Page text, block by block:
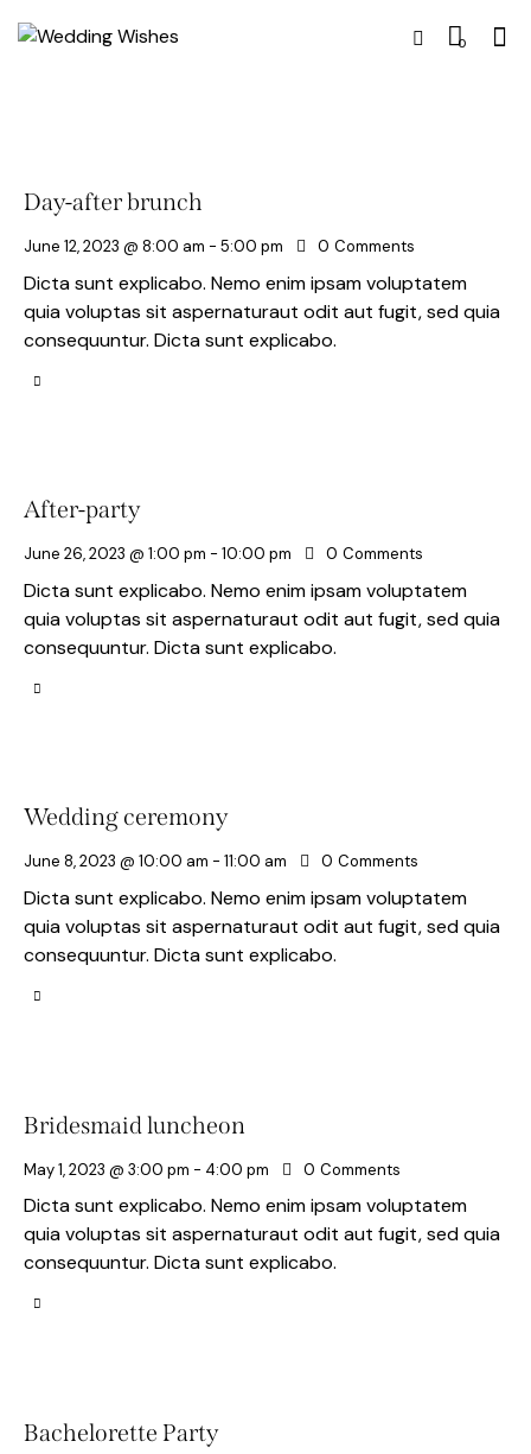
0
Day-after brunch
June 12, 2023 @ 8:00 am - 5:00 pm 0 Comments
Dicta sunt explicabo. Nemo enim ipsam voluptatem
quia voluptas sit aspernaturaut odit aut fugit, sed quia
consequuntur. Dicta sunt explicabo.
After-party
June 26, 2023 @ 1:00 pm - 10:00 pm 0 Comments
Dicta sunt explicabo. Nemo enim ipsam voluptatem
quia voluptas sit aspernaturaut odit aut fugit, sed quia
consequuntur. Dicta sunt explicabo.
Wedding ceremony
June 8, 2023 @ 10:00 am - 11:00 am 0 Comments
Dicta sunt explicabo. Nemo enim ipsam voluptatem
quia voluptas sit aspernaturaut odit aut fugit, sed quia
consequuntur. Dicta sunt explicabo.
Bridesmaid luncheon
May 1, 2023 @ 3:00 pm - 4:00 pm 0 Comments
Dicta sunt explicabo. Nemo enim ipsam voluptatem
quia voluptas sit aspernaturaut odit aut fugit, sed quia
consequuntur. Dicta sunt explicabo.
Bachelorette Party